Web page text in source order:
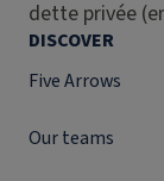
dette privée
DISCOVER
Five Arrows
Our teams